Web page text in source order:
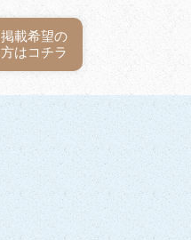
掲載希望の
方はコチラ